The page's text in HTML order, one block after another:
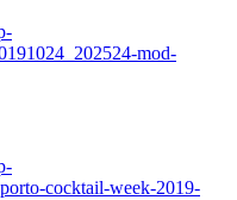
mod-
cocktail-week-2019-